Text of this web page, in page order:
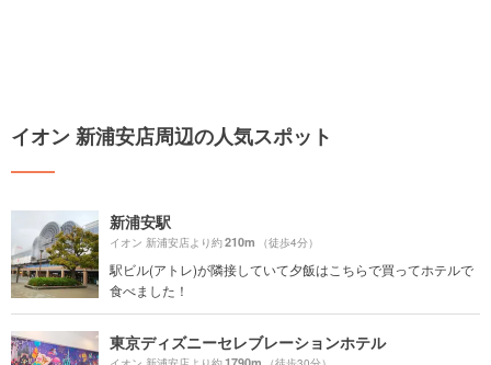
イオン 新浦安店周辺の人気スポット
新浦安駅
イオン 新浦安店より約210m （徒歩4分）
駅ビル(アトレ)が隣接していて夕飯はこちらで買ってホテルで
食べました！
東京ディズニーセレブレーションホテル